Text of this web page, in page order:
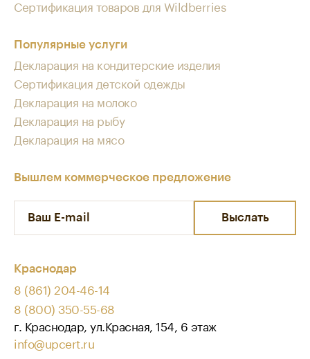
Сертификация товаров для Wildberries
Популярные услуги
Декларация на кондитерские изделия
Сертификация детской одежды
Декларация на молоко
Декларация на рыбу
Декларация на мясо
Вышлем коммерческое предложение
Выслать
Краснодар
8 (861) 204-46-14
8 (800) 350-55-68
г. Краснодар, ул.Красная, 154, 6 этаж
info@upcert.ru